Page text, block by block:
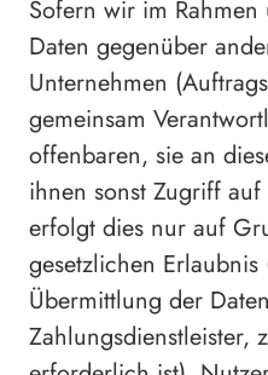
Sofern wir im
Daten gegenüber
Unternehmen
gemeinsam
offenbaren, sie an
ihnen sonst Zugriff
erfolgt dies nur auf
gesetzlichen
Übermittlung der
Zahlungsdienstleister,